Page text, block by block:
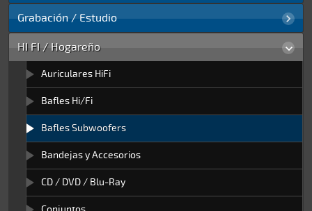
 Audio Portátil
 Auriculares
 Grabadores y Accesorios
 MP3 Players
 Auriculares DJ
 Compacteras y Reproductores
 Controladores DJ
 Mixers DJ
Grabación / Estudio 
 Amps y Dispositivos
 Auriculares Studio
 Consolas Mezcladoras
 Interfaces de Audio
 Micrófonos Condenser
 Micrófonos Dinámicos
 Monitores de Estudio
HI FI / Hogareño 
 Auriculares HiFi
 Bafles Hi/Fi
 Bafles Subwoofers
 Bandejas y Accesorios
 CD / DVD / Blu-Ray